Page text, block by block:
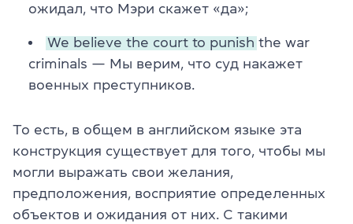
ожидал, что Мэри скажет «да»;
We believe the court to punish the war
criminals — Мы верим, что суд накажет
военных преступников.
То есть, в общем в английском языке эта
конструкция существует для того, чтобы мы
могли выражать свои желания,
предположения, восприятие определенных
объектов и ожидания от них. С такими